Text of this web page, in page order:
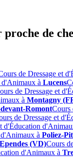
de
de Dressage et
d'Animaux à Lucens
de Dressage et
à Montagny
RomontCours
de Dressage et
d'Éducation
à Poliez-
Ependes (VD)Cours
d'Animaux à